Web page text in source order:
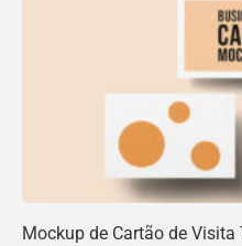
Mockup de Cartão de Visita